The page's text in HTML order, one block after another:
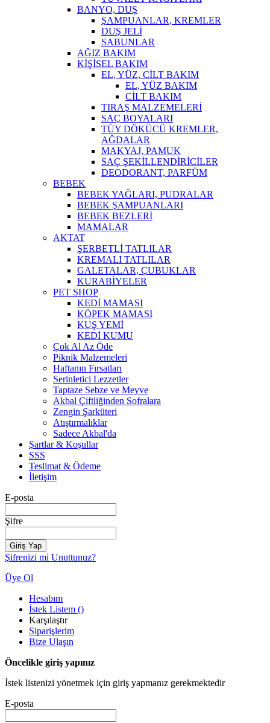
BANYO, DUŞ
ŞAMPUANLAR, KREMLER
DUŞ JELİ
SABUNLAR
AĞIZ BAKIM
KİŞİSEL BAKIM
EL, YÜZ, CİLT BAKIM
EL, YÜZ BAKIM
CİLT BAKIM
TIRAŞ MALZEMELERİ
SAÇ BOYALARI
TÜY DÖKÜCÜ KREMLER,
AĞDALAR
MAKYAJ, PAMUK
SAÇ ŞEKİLLENDİRİCİLER
DEODORANT, PARFÜM
BEBEK
BEBEK YAĞLARI, PUDRALAR
BEBEK ŞAMPUANLARI
BEBEK BEZLERİ
MAMALAR
AKTAT
ŞERBETLİ TATLILAR
KREMALI TATLILAR
GALETALAR, ÇUBUKLAR
KURABİYELER
PET SHOP
KEDİ MAMASI
KÖPEK MAMASI
KUŞ YEMİ
KEDİ KUMU
Çok Al Az Öde
Piknik Malzemeleri
Haftanın Fırsatları
Serinletici Lezzetler
Taptaze Sebze ve Meyve
Akbal Çiftliğinden Sofralara
Zengin Şarküteri
Atıştırmalıklar
Sadece Akbal'da
Şartlar & Koşullar
SSS
Teslimat & Ödeme
İletişim
E-posta
Şifre
Giriş Yap
Şifrenizi mi Unuttunuz?
Üye Ol
Hesabım
İstek Listem ()
Karşılaştır
Siparişlerim
Bize Ulaşın
Öncelikle giriş yapınız
İstek listenizi yönetmek için giriş yapmanız gerekmektedir
E-posta